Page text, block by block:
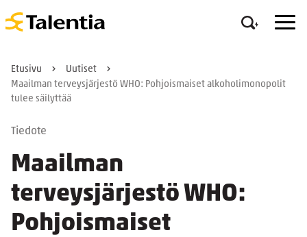
Etusivu
Uutiset
Maailman terveysjärjestö WHO: Pohjoismaiset alkoholimonopolit
tulee säilyttää
Tiedote
Maailman
terveysjärjestö WHO:
Pohjoismaiset